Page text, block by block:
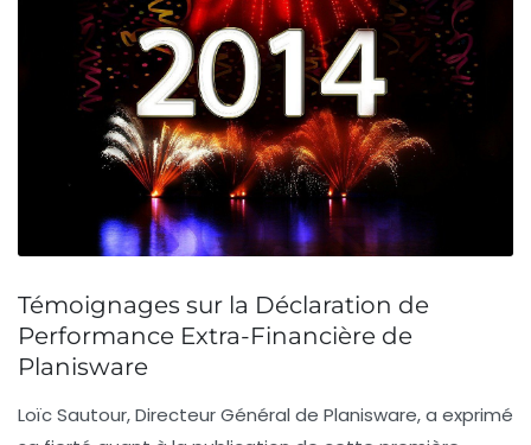
Témoignages sur la Déclaration de
Performance Extra-Financière de
Planisware
Loïc Sautour, Directeur Général de Planisware, a exprimé